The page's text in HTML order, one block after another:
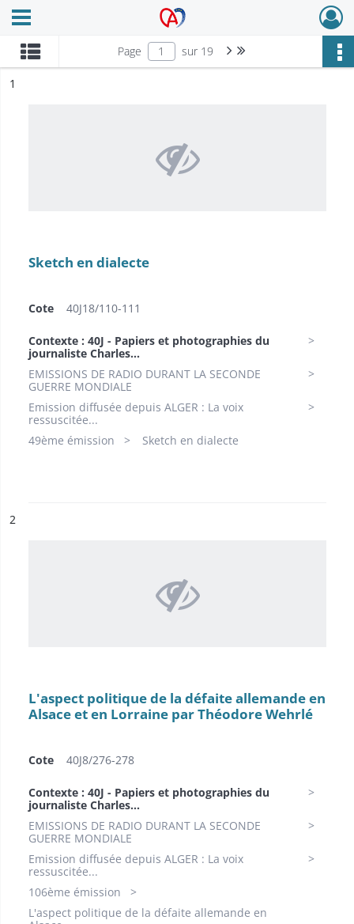
Archives Alsace - Colmar
Ouvrir le menu déroulant
Page sur 19 Page suivante : 1/19
n°
1
Sketch en dialecte
Cote 40J18/110-111
Contexte : 40J - Papiers et photographies du
journaliste Charles...
EMISSIONS DE RADIO DURANT LA SECONDE
GUERRE MONDIALE
Emission diffusée depuis ALGER : La voix
ressuscitée...
49ème émission
Sketch en dialecte
n°
2
L'aspect politique de la défaite allemande en
Alsace et en Lorraine par Théodore Wehrlé
Cote 40J8/276-278
Contexte : 40J - Papiers et photographies du
journaliste Charles...
EMISSIONS DE RADIO DURANT LA SECONDE
GUERRE MONDIALE
Emission diffusée depuis ALGER : La voix
ressuscitée...
106ème émission
L'aspect politique de la défaite allemande en